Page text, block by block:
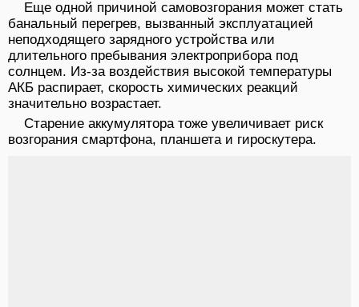
Еще одной причиной самовозгорания может стать
банальный перегрев, вызванный эксплуатацией
неподходящего зарядного устройства или
длительного пребывания электроприбора под
солнцем. Из-за воздействия высокой температуры
АКБ распирает, скорость химических реакций
значительно возрастает.
Старение аккумулятора тоже увеличивает риск
возгорания смартфона, планшета и гироскутера.